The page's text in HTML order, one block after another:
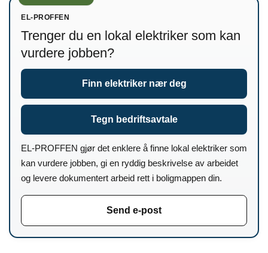
EL-PROFFEN
Trenger du en lokal elektriker som kan
vurdere jobben?
Finn elektriker nær deg
Tegn bedriftsavtale
EL-PROFFEN gjør det enklere å finne lokal elektriker som
kan vurdere jobben, gi en ryddig beskrivelse av arbeidet
og levere dokumentert arbeid rett i boligmappen din.
Send e-post